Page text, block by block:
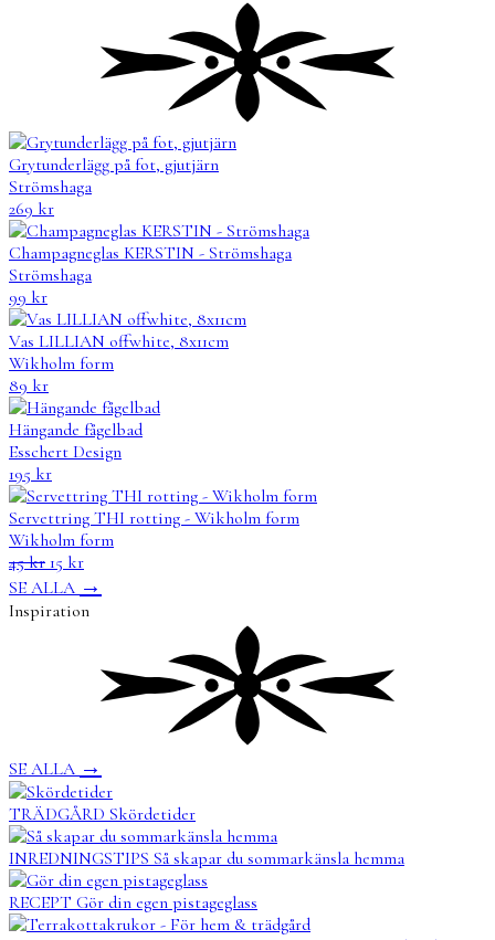
Grytunderlägg på fot, gjutjärn
Strömshaga
269 kr
Champagneglas KERSTIN - Strömshaga
Strömshaga
99 kr
Vas LILLIAN offwhite, 8x11cm
Wikholm form
89 kr
Hängande fågelbad
Esschert Design
195 kr
Servettring THI rotting - Wikholm form
Wikholm form
45kr Det
ursprungliga
priset
15 krDet
nuvarande
priset
SE ALLA →
Inspiration
SE ALLA →
TRÄDGÅRD Skördetider
INREDNINGSTIPS Så skapar du sommarkänsla hemma
RECEPT Gör din egen pistageglass